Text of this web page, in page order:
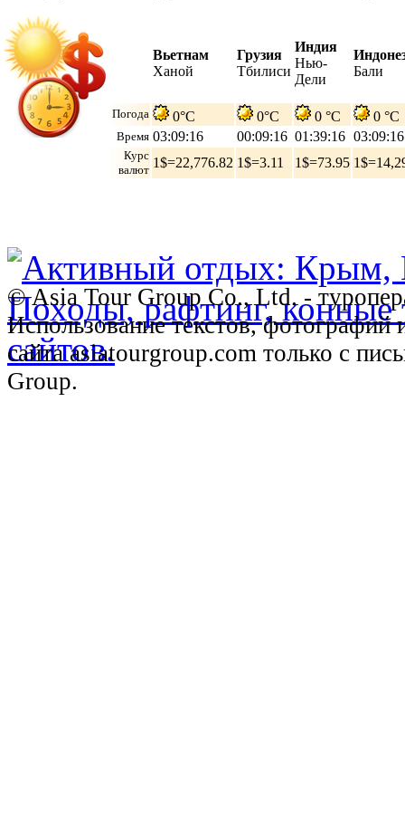
Вьетнам
Ханой
Грузия
Тбилиси
Индия
Нью-
Дели
Бали
Погода 0°C 0°C 0 °C 0 °C
Время 03:09:17 00:09:17 01:39:17 03:09:17
Курс
валют 1$=22,776.82 1$=3.11 1$=73.95
© Asia Tour Group Co., Ltd. -
Использование текстов,
сайта asiatourgroup.com только с
Group.